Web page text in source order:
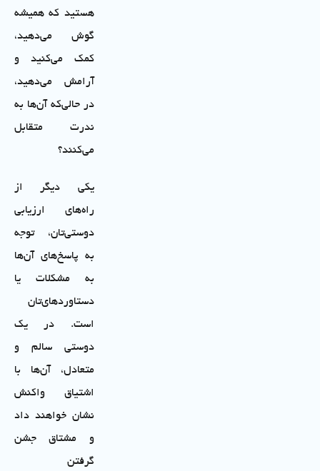
هستید که همیشه
گوش ‌می‌دهید،
کمک می‌کنید و
آرامش می‌دهید،
در حالی‌که آن‌ها به
ندرت متقابل
می‌کنند؟
یکی دیگر از
راه‌های ارزیابی
دوستی‌تان، توجه
به پاسخ‌های آن‌ها
به مشکلات یا
دستاوردهای‌تان
است. در یک
دوستی سالم و
متعادل، آن‌ها با
اشتیاق واکنش
نشان خواهند داد
و مشتاق جشن
گرفتن